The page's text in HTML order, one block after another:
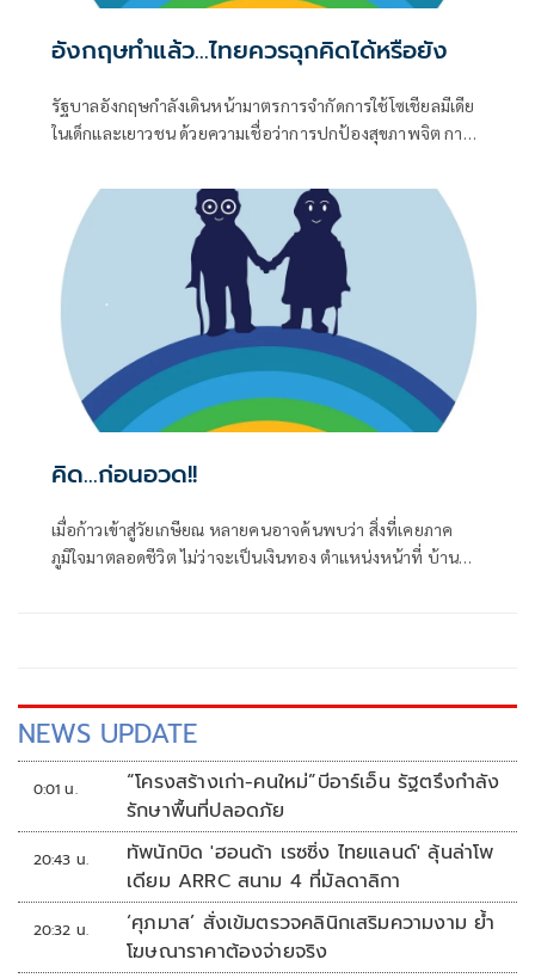
อังกฤษทำแล้ว...ไทยควรฉุกคิดได้หรือยัง
รัฐบาลอังกฤษกำลังเดินหน้ามาตรการจำกัดการใช้โซเชียลมีเดีย
ในเด็กและเยาวชน ด้วยความเชื่อว่าการปกป้องสุขภาพจิต การ
ออนไลน์เติบโตโดยไร้ขอบเขต แม้จะยังมีข้อถกเถียงเรื่องการ
บังคับใช้ แต่ก็สะท้อนให้เห็นว่า หลายประเทศเริ่มมอง "การติด
โซเชียล" เป็นปัญหาสาธารณสุข ไม่ใช่เพียงเรื่องส่วนบุคคล
คิด...ก่อนอวด!!
เมื่อก้าวเข้าสู่วัยเกษียณ หลายคนอาจค้นพบว่า สิ่งที่เคยภาค
ภูมิใจมาตลอดชีวิต ไม่ว่าจะเป็นเงินทอง ตำแหน่งหน้าที่ บ้าน
NEWS UPDATE
0:01 น.
“โครงสร้างเก่า-คนใหม่”บีอาร์เอ็น รัฐตรึงกำลัง
รักษาพื้นที่ปลอดภัย
20:43 น.
ทัพนักบิด 'ฮอนด้า เรซซิ่ง ไทยแลนด์' ลุ้นล่าโพ
เดียม ARRC สนาม 4 ที่มัลดาลิกา
20:32 น.
‘ศุภมาส’ สั่งเข้มตรวจคลินิกเสริมความงาม ย้ำ
โฆษณาราคาต้องจ่ายจริง